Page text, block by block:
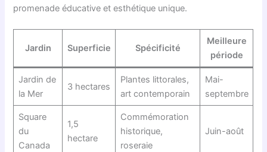
promenade éducative et esthétique unique.
Jardin Superficie Spécificité
Meilleure
période
Jardin de
la Mer
3 hectares
Plantes littorales,
art contemporain
Mai-
septembre
Square
du
Canada
1,5
hectare
Commémoration
historique,
roseraie
Juin-août